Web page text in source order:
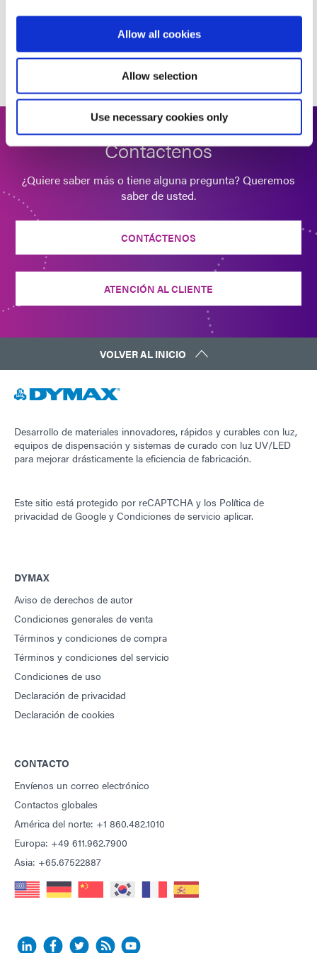
Allow all cookies
Allow selection
Use necessary cookies only
Contáctenos
¿Quiere saber más o tiene alguna pregunta? Queremos
saber de usted.
CONTÁCTENOS
ATENCIÓN AL CLIENTE
VOLVER AL INICIO
Desarrollo de materiales innovadores, rápidos y curables con luz,
equipos de dispensación y sistemas de curado con luz UV/LED
para mejorar drásticamente la eficiencia de fabricación.
Este sitio está protegido por reCAPTCHA y los Política de
privacidad de Google y Condiciones de servicio aplicar.
DYMAX
Aviso de derechos de autor
Condiciones generales de venta
Términos y condiciones de compra
Términos y condiciones del servicio
Condiciones de uso
Declaración de privacidad
Declaración de cookies
CONTACTO
Envíenos un correo electrónico
Contactos globales
América del norte: +1 860.482.1010
Europa: +49 611.962.7900
Asia: +65.67522887